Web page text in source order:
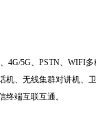
4G/5G、PSTN、WIFI
机、无线集群对讲机、
终端互联互通。